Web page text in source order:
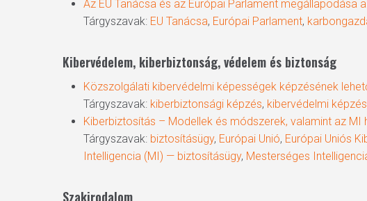
Az EU Tanácsa és az Európai Parlament megállapodása
Tárgyszavak: EU Tanácsa, Európai Parlament,
Kibervédelem, kiberbiztonság, védelem és biztonság
Közszolgálati kibervédelmi képességek képzésének
Tárgyszavak: kiberbiztonsági képzés, kibervédelmi képzés
Kiberbiztosítás – Modellek és módszerek, valamint az MI
Tárgyszavak: biztosításügy, Európai Unió, Európai Uniós
Intelligencia (MI) — biztosításügy, Mesterséges
Szakirodalom